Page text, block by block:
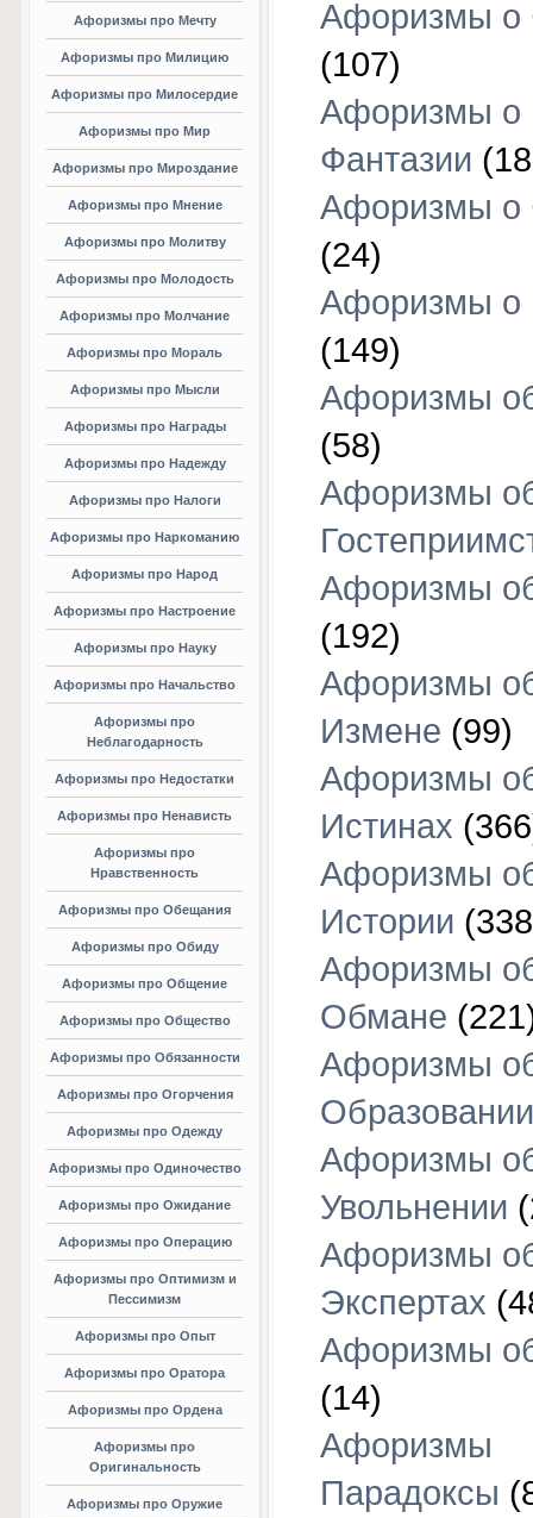
Афоризмы про Мечту
Афоризмы про Милицию
Афоризмы про Милосердие
Афоризмы про Мир
Афоризмы про Мироздание
Афоризмы про Мнение
Афоризмы про Молитву
Афоризмы про Молодость
Афоризмы про Молчание
Афоризмы про Мораль
Афоризмы про Мысли
Афоризмы про Награды
Афоризмы про Надежду
Афоризмы про Налоги
Афоризмы про Наркоманию
Афоризмы про Народ
Афоризмы про Настроение
Афоризмы про Науку
Афоризмы про Начальство
Афоризмы про
Неблагодарность
Афоризмы про Недостатки
Афоризмы про Ненависть
Афоризмы про
Нравственность
Афоризмы про Обещания
Афоризмы про Обиду
Афоризмы про Общение
Афоризмы про Общество
Афоризмы про Обязанности
Афоризмы про Огорчения
Афоризмы про Одежду
Афоризмы про Одиночество
Афоризмы про Ожидание
Афоризмы про Операцию
Афоризмы про Оптимизм и
Пессимизм
Афоризмы про Опыт
Афоризмы про Оратора
Афоризмы про Ордена
Афоризмы про
Оригинальность
Афоризмы про Оружие
Афоризмы о
(107)
Афоризмы о
Фантазии
Афоризмы о
(24)
Афоризмы о
(149)
Афоризмы
(58)
Афоризмы
Афоризмы
(192)
Афоризмы
Измене (99)
Афоризмы
Истинах
Афоризмы
Истории
Афоризмы
Обмане
Афоризмы
Образовании
Афоризмы
Увольнении
Афоризмы
Экспертах
Афоризмы
(14)
Афоризмы
Парадоксы